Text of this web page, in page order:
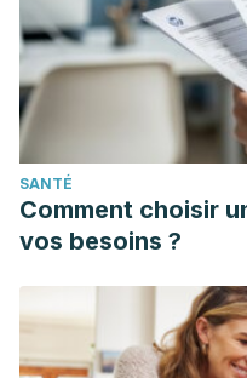
metabolic syndrome: A
(10), 2649-2660.
https://
Uthpala, T. G. G.,
Wettimuny, D. C.
and Health Benefits of
http://
SANTÉ
Comment choisir
vos besoins ?